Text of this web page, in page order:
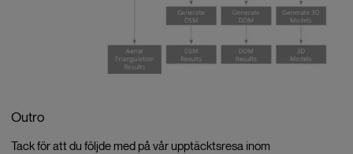
Outro
Tack för att du följde med på vår upptäcktsresa inom